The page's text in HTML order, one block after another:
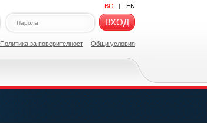
BG | EN
ВХОД
Политикa за поверителност Общи условия